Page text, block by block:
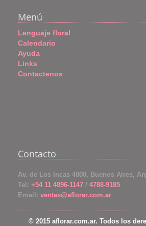
Menú
Lenguaje floral
Calendario
Ayuda
Links
Contactenos
Contacto
Av. de Los Incas 4800, Buenos Aires,
Tel: +54 11 4896-1147 / 4788-9185
Email: ventas@aflorar.com.ar
© 2015 aflorar.com.ar. Todos los